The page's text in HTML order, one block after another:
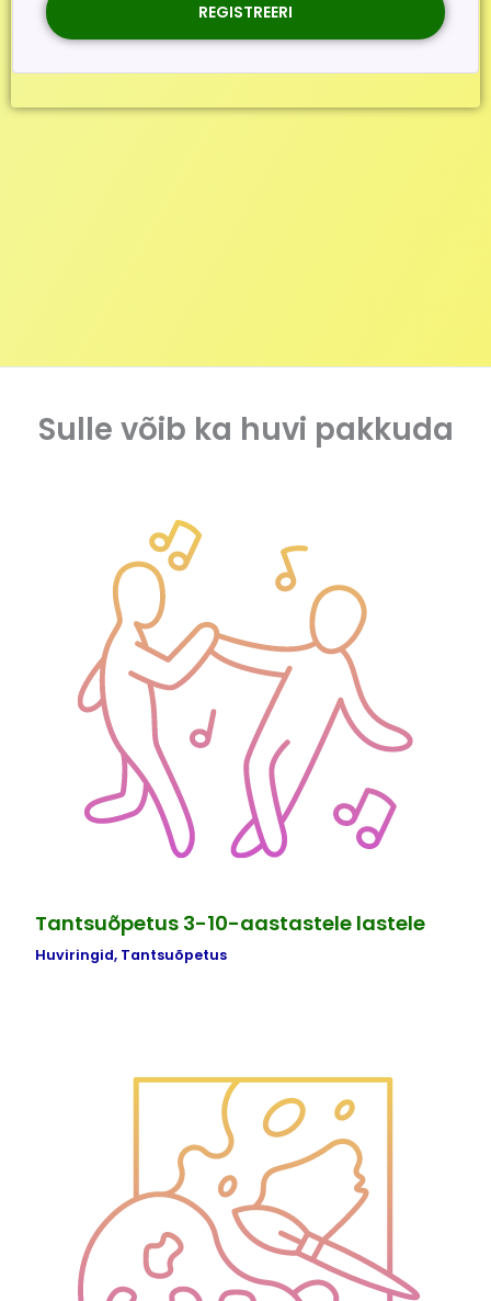
REGISTREERI
Sulle võib ka huvi pakkuda
Tantsuõpetus 3-10-aastastele lastele
Huviringid, Tantsuõpetus